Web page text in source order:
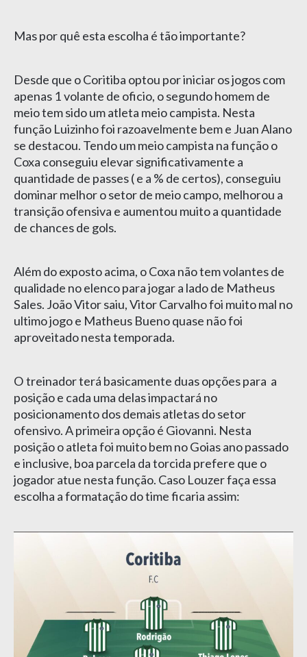
Mas por quê esta escolha é tão importante?
Desde que o Coritiba optou por iniciar os jogos com
apenas 1 volante de oficio, o segundo homem de
meio tem sido um atleta meio campista. Nesta
função Luizinho foi razoavelmente bem e Juan Alano
se destacou. Tendo um meio campista na função o
Coxa conseguiu elevar significativamente a
quantidade de passes ( e a % de certos), conseguiu
dominar melhor o setor de meio campo, melhorou a
transição ofensiva e aumentou muito a quantidade
de chances de gols.
Além do exposto acima, o Coxa não tem volantes de
qualidade no elenco para jogar a lado de Matheus
Sales. João Vitor saiu, Vitor Carvalho foi muito mal no
ultimo jogo e Matheus Bueno quase não foi
aproveitado nesta temporada.
O treinador terá basicamente duas opções para a
posição e cada uma delas impactará no
posicionamento dos demais atletas do setor
ofensivo. A primeira opção é Giovanni. Nesta
posição o atleta foi muito bem no Goias ano passado
e inclusive, boa parcela da torcida prefere que o
jogador atue nesta função. Caso Louzer faça essa
escolha a formatação do time ficaria assim: